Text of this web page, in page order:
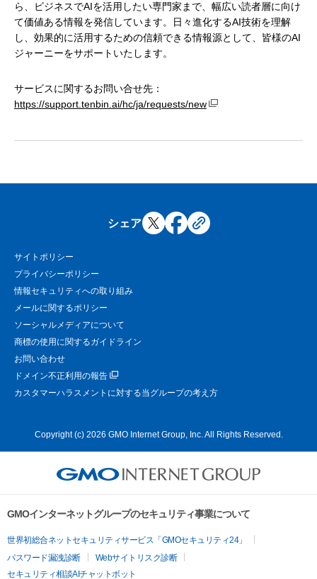
ら、ビジネスでAIを活用したい専門家まで、幅広い読者層に向け
て価値ある情報を発信しています。日々進化するAI技術を理解
し、効果的に活用するための信頼できる情報源として、皆様のAI
ジャーニーをサポートいたします。
サービスに関するお問い合せ先：
https://support.tenbin.ai/hc/ja/requests/new
シェア
サイトポリシー
プライバシーポリシー
情報セキュリティへの取り組み
メールに関するポリシー
ソーシャルメディアについて
商標の使用に関するガイドライン
お問い合わせ
ドメイン不正利用の報告
カスタマーハラスメントに対する当グループの考え方
Copyright (c) 2026 GMO Internet Group, Inc. All Rights Reserved.
GMOインターネットグループのセキュリティ事業について
世界初総合ネットセキュリティサービス「GMOセキュリティ24」
パスワード漏洩診断
Webサイトリスク診断
セキュリティ相談AIチャットボット